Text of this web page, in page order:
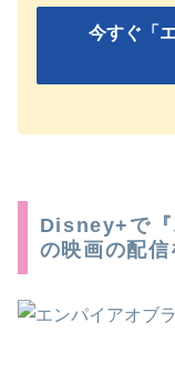
今すぐ「
Disney+で『
の映画の配